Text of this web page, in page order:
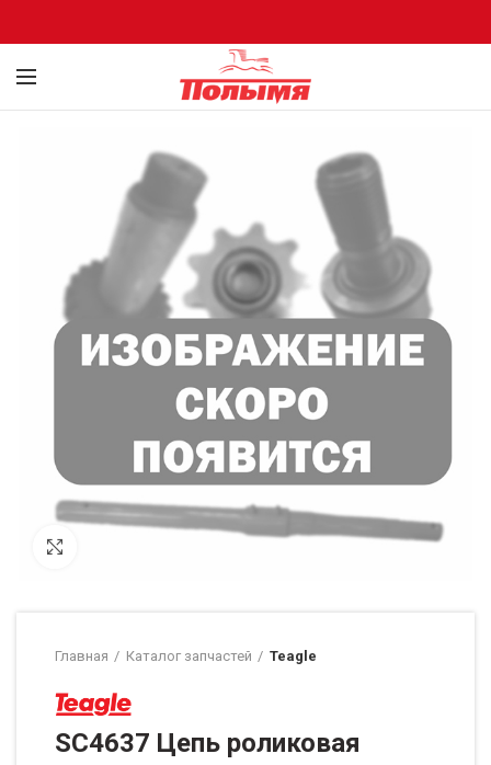
Главная Каталог запчастей Teagle
SC4637 Цепь роликовая